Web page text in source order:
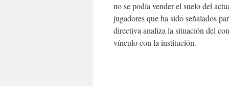
no se podía vender el suelo del
jugadores que ha sido señalados
directiva analiza la situación del
vínculo con la institución.